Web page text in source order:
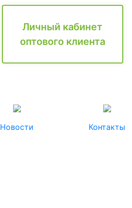
Личный кабинет
оптового клиента
Новости Контакты